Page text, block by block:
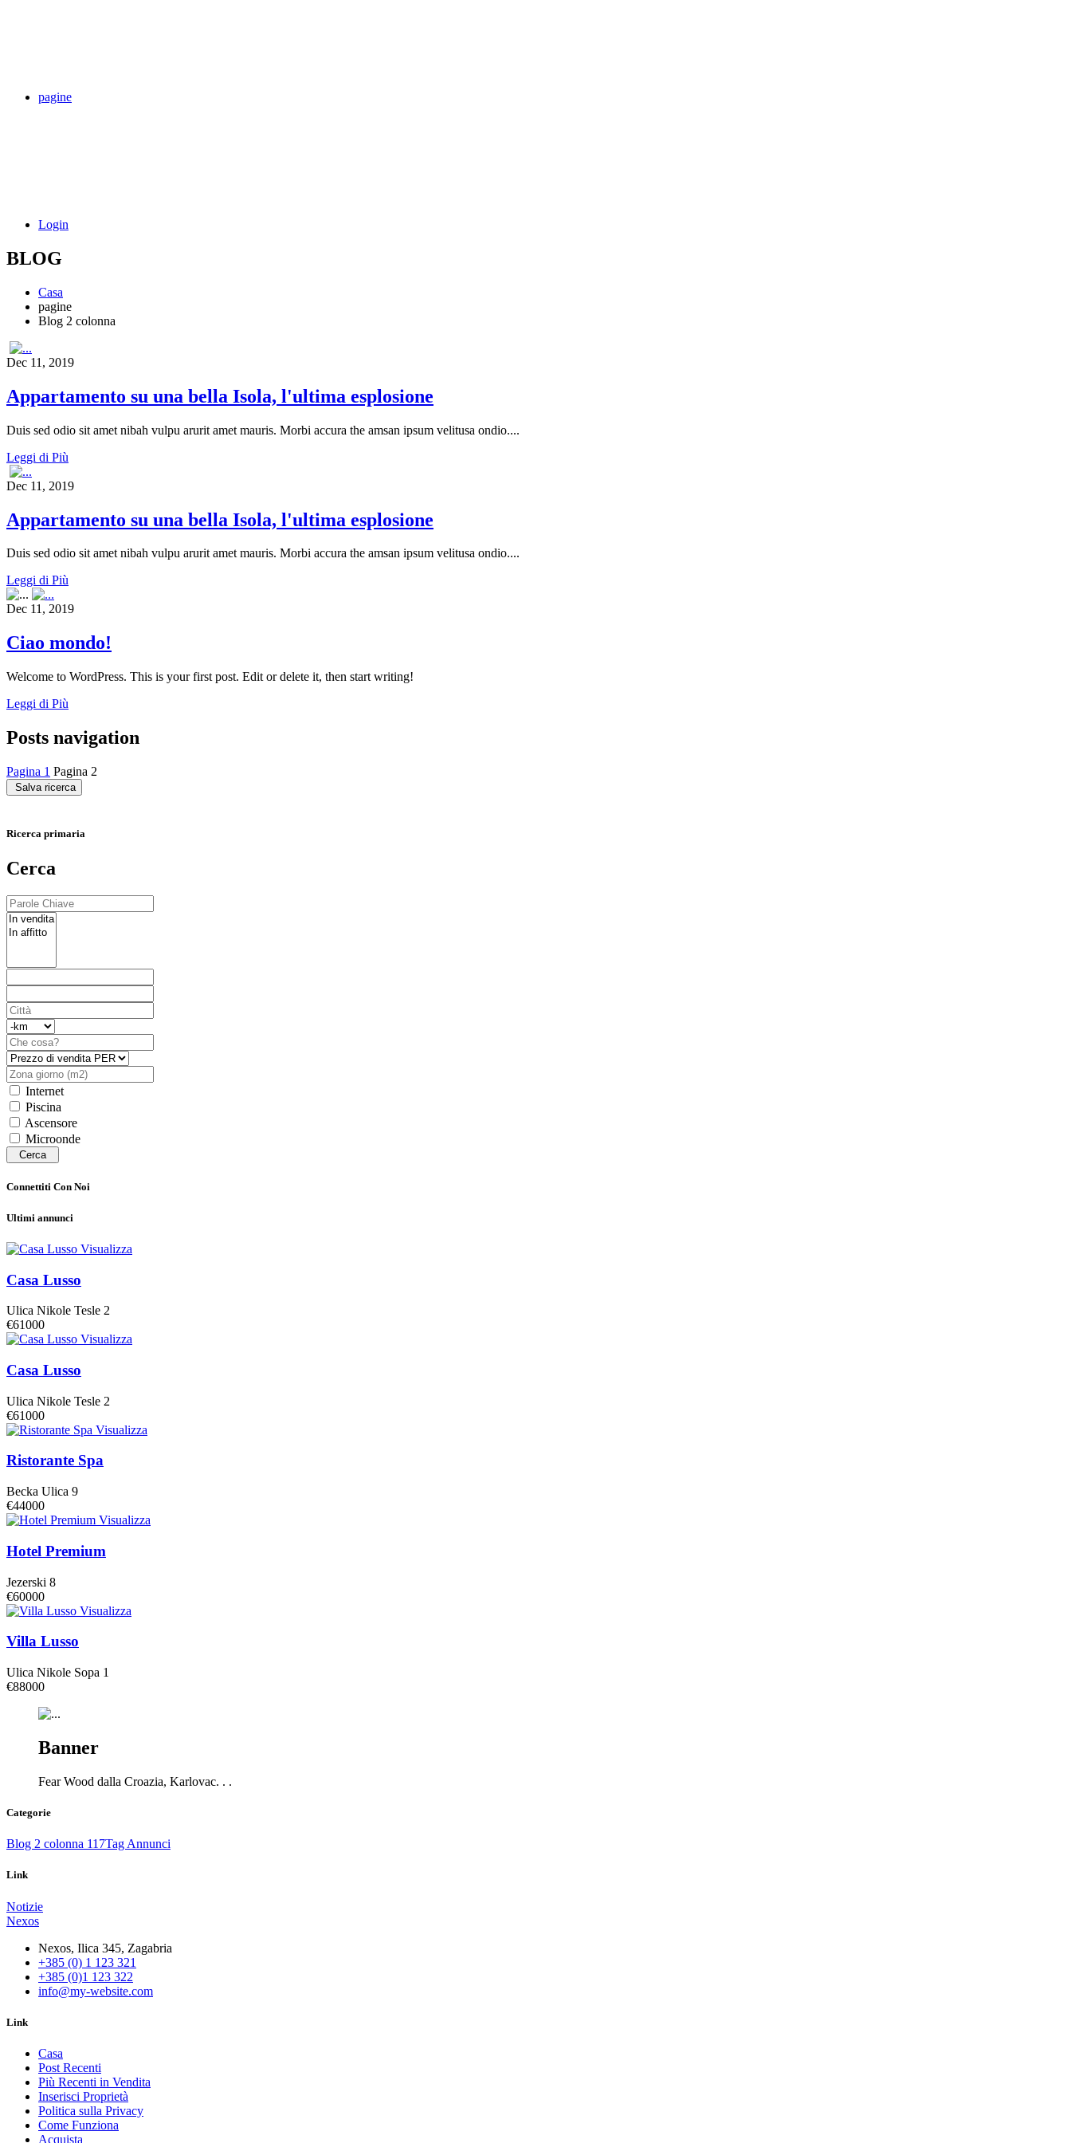
pagine
Login
BLOG
Casa
pagine
Blog 2 colonna
Dec 11, 2019
Appartamento su una bella Isola, l'ultima esplosione
Duis sed odio sit amet nibah vulpu arurit amet mauris. Morbi accura the amsan ipsum velitusa ondio....
Leggi di Più
Dec 11, 2019
Appartamento su una bella Isola, l'ultima esplosione
Duis sed odio sit amet nibah vulpu arurit amet mauris. Morbi accura the amsan ipsum velitusa ondio....
Leggi di Più
Dec 11, 2019
Ciao mondo!
Welcome to WordPress. This is your first post. Edit or delete it, then start writing!
Leggi di Più
Posts navigation
Pagina 1 Pagina 2
Salva ricerca
Ricerca primaria
Cerca
Internet
Piscina
Ascensore
Microonde
Cerca
Connettiti Con Noi
Ultimi annunci
Visualizza
Casa Lusso
Ulica Nikole Tesle 2
€61000
Visualizza
Casa Lusso
Ulica Nikole Tesle 2
€61000
Visualizza
Ristorante Spa
Becka Ulica 9
€44000
Visualizza
Hotel Premium
Jezerski 8
€60000
Visualizza
Villa Lusso
Ulica Nikole Sopa 1
€88000
Banner
Fear Wood dalla Croazia, Karlovac. . .
Categorie
Blog 2 colonna 117Tag Annunci
Link
Notizie
Nexos
Nexos, Ilica 345, Zagabria
+385 (0) 1 123 321
+385 (0)1 123 322
info@my-website.com
Link
Casa
Post Recenti
Più Recenti in Vendita
Inserisci Proprietà
Politica sulla Privacy
Come Funziona
Acquista